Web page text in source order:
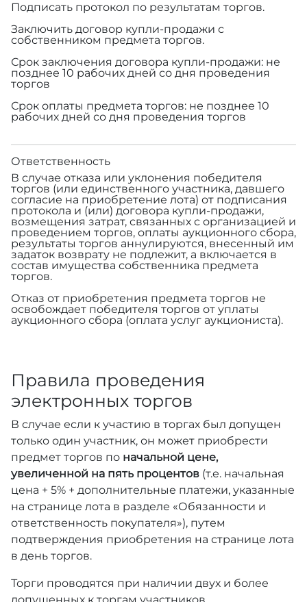
Подписать протокол по результатам торгов.
Заключить договор купли-продажи с
собственником предмета торгов.
Срок заключения договора купли-продажи: не
позднее 10 рабочих дней со дня проведения
торгов
Срок оплаты предмета торгов: не позднее 10
рабочих дней со дня проведения торгов
Ответственность
В случае отказа или уклонения победителя
торгов (или единственного участника, давшего
согласие на приобретение лота) от подписания
протокола и (или) договора купли-продажи,
возмещения затрат, связанных с организацией и
проведением торгов, оплаты аукционного сбора,
результаты торгов аннулируются, внесенный им
задаток возврату не подлежит, а включается в
состав имущества собственника предмета
торгов.
Отказ от приобретения предмета торгов не
освобождает победителя торгов от уплаты
аукционного сбора (оплата услуг аукциониста).
Правила проведения
электронных торгов
В случае если к участию в торгах был допущен
только один участник, он может приобрести
предмет торгов по начальной цене,
увеличенной на пять процентов (т.е. начальная
цена + 5% + дополнительные платежи, указанные
на странице лота в разделе «Обязанности и
ответственность покупателя»), путем
подтверждения приобретения на странице лота
в день торгов.
Торги проводятся при наличии двух и более
допущенных к торгам участников.